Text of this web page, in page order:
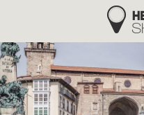
Skip to main content
Hemengo Shopping